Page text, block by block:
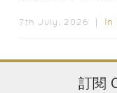
7th July, 2026 ｜ In
訂閱